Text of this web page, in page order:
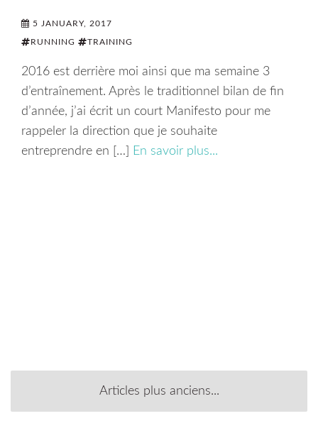
5 JANUARY, 2017
RUNNING TRAINING
2016 est derrière moi ainsi que ma semaine 3
d’entraînement. Après le traditionnel bilan de fin
d’année, j’ai écrit un court Manifesto pour me
rappeler la direction que je souhaite
entreprendre en […]
En savoir plus...
Articles plus anciens...